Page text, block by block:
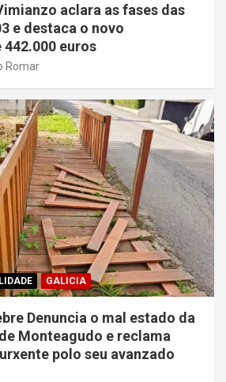
aclara as fases das
e destaca o novo
euros
Romar
GALICIA
Denuncia o mal estado da
Monteagudo e reclama
polo seu avanzado